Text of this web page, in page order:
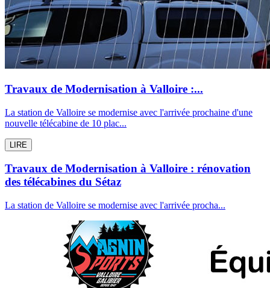
Travaux de Modernisation à Valloire :...
La station de Valloire se modernise avec l'arrivée prochaine d'une
nouvelle télécabine de 10 plac...
LIRE
Travaux de Modernisation à Valloire : rénovation
des télécabines du Sétaz
La station de Valloire se modernise avec l'arrivée procha...